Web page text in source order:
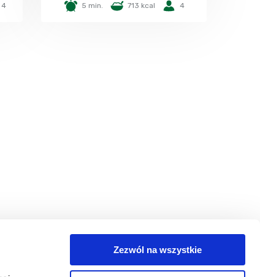
Zezwól na wszystkie
4 5 min. 713 kcal 4